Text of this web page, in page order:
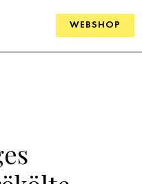
WEBSHOP